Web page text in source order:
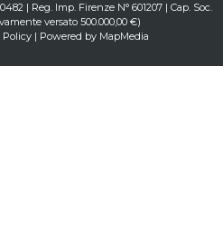
| Reg. Imp. Firenze N° 601207 | Cap. Soc.
versato 500.000,00 €)
Policy| Powered by MapMedia